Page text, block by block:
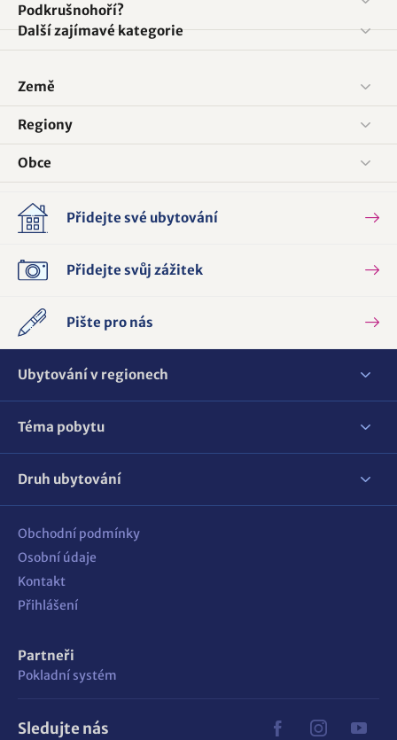
Podkrušnohoří?
Další zajímavé kategorie
Země
Regiony
Obce
Přidejte své ubytování
Přidejte svůj zážitek
Pište pro nás
Ubytování v regionech
Téma pobytu
Druh ubytování
Obchodní podmínky
Osobní údaje
Kontakt
Přihlášení
Partneři
Pokladní systém
Sledujte nás